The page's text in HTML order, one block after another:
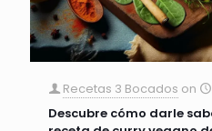
Recetas 3 Bocados on
Descubre cómo darle